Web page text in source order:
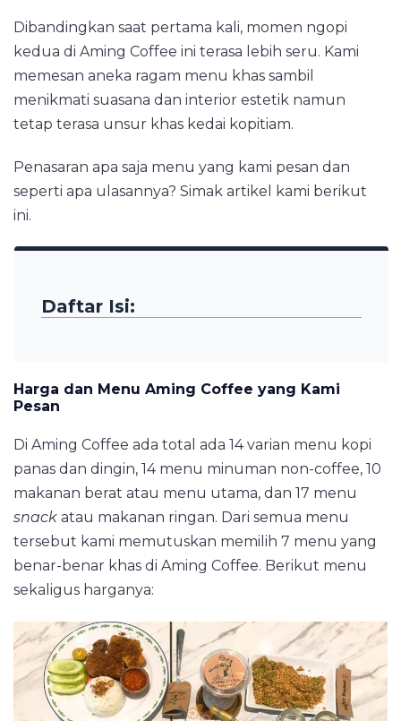
Dibandingkan saat pertama kali, momen ngopi
kedua di Aming Coffee ini terasa lebih seru. Kami
memesan aneka ragam menu khas sambil
menikmati suasana dan interior estetik namun
tetap terasa unsur khas kedai kopitiam.
Penasaran apa saja menu yang kami pesan dan
seperti apa ulasannya? Simak artikel kami berikut
ini.
Daftar Isi:
Harga dan Menu Aming Coffee yang Kami
Pesan
Di Aming Coffee ada total ada 14 varian menu kopi
panas dan dingin, 14 menu minuman non-coffee, 10
makanan berat atau menu utama, dan 17 menu
snack atau makanan ringan. Dari semua menu
tersebut kami memutuskan memilih 7 menu yang
benar-benar khas di Aming Coffee. Berikut menu
sekaligus harganya: